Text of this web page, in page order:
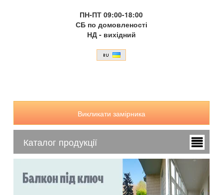
ПН-ПТ 09:00-18:00
СБ по домовленості
НД - вихідний
Викликати замірника
Каталог продукції